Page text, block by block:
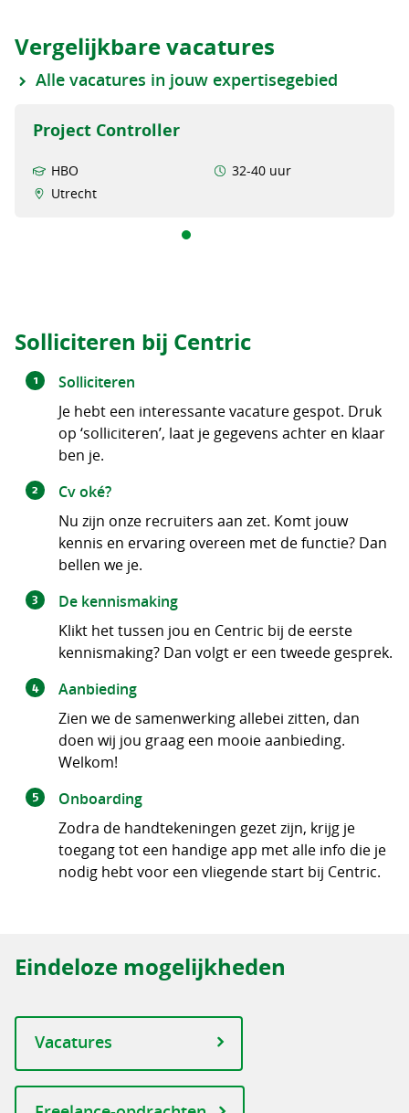
Vergelijkbare vacatures
Alle vacatures in jouw expertisegebied
Project Controller
HBO
32-40 uur
Utrecht
Solliciteren bij Centric
Solliciteren
Je hebt een interessante vacature gespot. Druk
op ‘solliciteren’, laat je gegevens achter en klaar
ben je.
Cv oké?
Nu zijn onze recruiters aan zet. Komt jouw
kennis en ervaring overeen met de functie? Dan
bellen we je.
De kennismaking
Klikt het tussen jou en Centric bij de eerste
kennismaking? Dan volgt er een tweede gesprek.
Aanbieding
Zien we de samenwerking allebei zitten, dan
doen wij jou graag een mooie aanbieding.
Welkom!
Onboarding
Zodra de handtekeningen gezet zijn, krijg je
toegang tot een handige app met alle info die je
nodig hebt voor een vliegende start bij Centric.
Eindeloze mogelijkheden
Vacatures